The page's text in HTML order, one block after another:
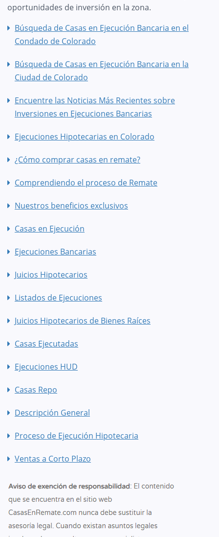
oportunidades de inversión en la zona.
Búsqueda de Casas en Ejecución Bancaria en el
Condado de Colorado
Búsqueda de Casas en Ejecución Bancaria en la
Ciudad de Colorado
Encuentre las Noticias Más Recientes sobre
Inversiones en Ejecuciones Bancarias
Ejecuciones Hipotecarias en Colorado
¿Cómo comprar casas en remate?
Comprendiendo el proceso de Remate
Nuestros beneficios exclusivos
Casas en Ejecución
Ejecuciones Bancarias
Juicios Hipotecarios
Listados de Ejecuciones
Juicios Hipotecarios de Bienes Raíces
Casas Ejecutadas
Ejecuciones HUD
Casas Repo
Descripción General
Proceso de Ejecución Hipotecaria
Ventas a Corto Plazo